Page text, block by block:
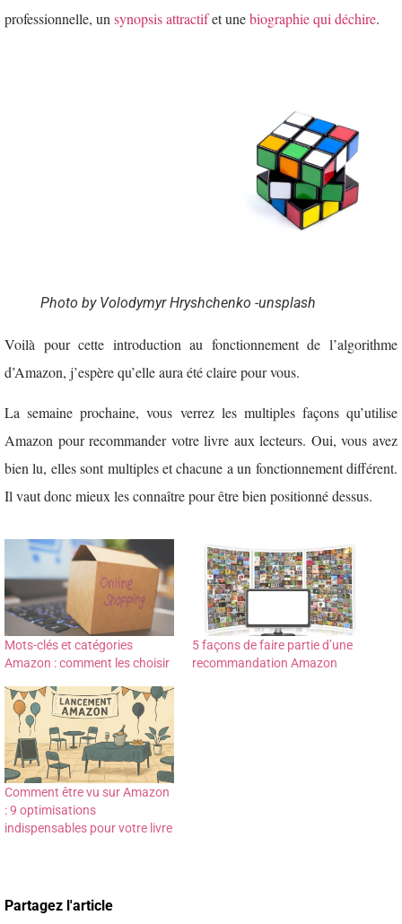
professionnelle, un synopsis attractifet unebiographie qui déchire.
Photo by Volodymyr Hryshchenko -unsplash
Voilà pour cette introduction au fonctionnement de l’algorithme
d’Amazon, j’espère qu’elle aura été claire pour vous.
La semaine prochaine, vous verrez les multiples façons qu’utilise
Amazon pour recommander votre livre aux lecteurs. Oui, vous avez
bien lu, elles sont multiples et chacune a un fonctionnement différent.
Il vaut donc mieux les connaître pour être bien positionné dessus.
Mots-clés et catégories
Amazon : comment les choisir
5 façons de faire partie d’une
recommandation Amazon
Comment être vu sur Amazon
: 9 optimisations
indispensables pour votre livre
Partagez l'article